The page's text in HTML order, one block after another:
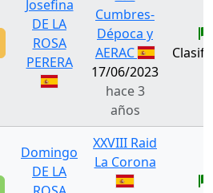
Josefina
DE LA
ROSA
PERERA
Cumbres-
Dépoca y
AERAC
17/06/2023
hace 3
años
Domingo
DE LA
XXVIII Raid
La Corona